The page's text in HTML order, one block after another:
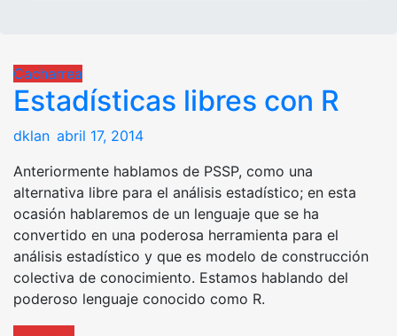
Cacharrea
Estadísticas libres con R
dklan Posted
abril 17, 2014
Anteriormente hablamos de PSSP, como una
alternativa libre para el análisis estadístico; en esta
ocasión hablaremos de un lenguaje que se ha
convertido en una poderosa herramienta para el
análisis estadístico y que es modelo de construcción
colectiva de conocimiento. Estamos hablando del
poderoso lenguaje conocido como R.